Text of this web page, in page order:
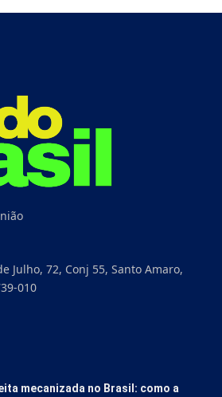
Julho, 72, Conj 55, Santo Amaro,
010
mecanizada no Brasil: como a